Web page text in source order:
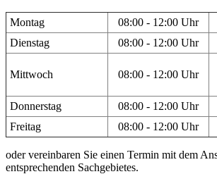
Montag 08:00 - 12:00 Uhr
Dienstag
08:00 - 12:00 Uhr
Mittwoch 08:00 - 12:00 Uhr
Donnerstag 08:00 - 12:00 Uhr
Freitag
08:00 - 12:00 Uhr
oder vereinbaren Sie einen Termin mit dem
entsprechenden Sachgebietes.